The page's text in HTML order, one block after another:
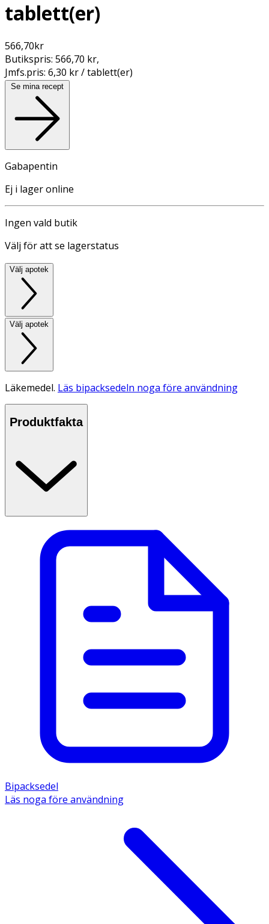
tablett(er)
566,70kr
Butikspris: 566,70 kr,
Jmfs.pris: 6,30 kr / tablett(er)
Se mina recept
Gabapentin
Ej i lager online
Ingen vald butik
Välj för att se lagerstatus
Välj apotek
Välj apotek
Läkemedel. Läs bipacksedeln noga före användning
Produktfakta
Bipacksedel
Läs noga före användning